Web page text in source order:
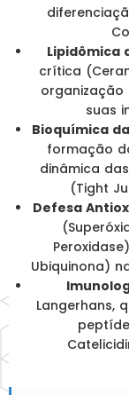
Lipidômica
crítica
organização
suas
Bioquímica
formação
dinâmica
(Tight
Defesa
Ubiquinona)
Langerhans,